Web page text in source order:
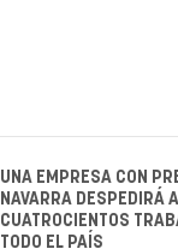
UNA EMPRESA CON
NAVARRA DESPEDIRÁ
CUATROCIENTOS
TODO EL PAÍS